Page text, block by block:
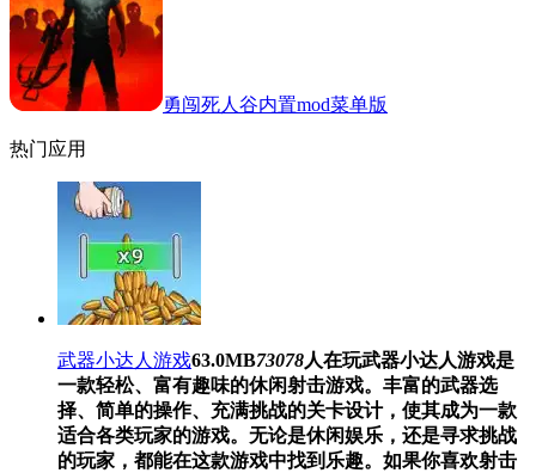
勇闯死人谷内置mod菜单版
热门应用
武器小达人游戏63.0MB73078人在玩武器小达人游戏是
一款轻松、富有趣味的休闲射击游戏。丰富的武器选
择、简单的操作、充满挑战的关卡设计，使其成为一款
适合各类玩家的游戏。无论是休闲娱乐，还是寻求挑战
的玩家，都能在这款游戏中找到乐趣。如果你喜欢射击